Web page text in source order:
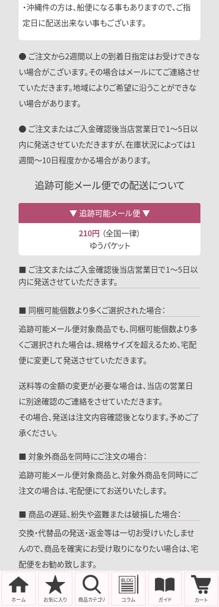
ホーム お気に入り 商品カテゴリ コラム ガイド カート
・沖縄件の方は、船便になる事もありますので、ご指
定日に配送出来ない事もございます。
● ご注文から2週間以上の到着日指定はお受けできな
い場合がこざいます。その場合はメールにてご連絡させ
ていただきます。地域によりご希望に沿うことができな
い場合があります。
● ご注文またはご入金確認後当店営業日で1〜5日以
内に発送させていただきますが、在庫状況によっては1
週間〜10日程度かかる場合があります。
追跡可能メール便での配送について
追跡可能メール便
210円 （全国一律）
ゆうパケット
■ ご注文またはご入金確認後当店営業日で1～5日以
内に発送させていただきます。
■ 同梱可能個数より多くご選択された場合：
追跡可能メール便対象商品でも、同梱可能個数より多
くご選択された場合は、規格サイズを超えるため、宅配
便に変更して発送させていただきます。
送料等の金額の変更が必要な場合は、当店の営業日
に別途確認のご連絡をさせていただきます。
その場合、発送は注文内容確認後となります。予めご了
承ください。
■ 対象外商品を同時にご注文の場合：
追跡可能メール便対象商品と、対象外商品を同時にご
注文の場合は、宅配便にてお送りいたします。
■ 商品の遅延、紛失や盗難または破損した場合：
交換・代替品の発送・返金等は一切お受けいたしませ
んので、商品を確実にお受け取りになりたい場合は、宅
配便をお勧め致します。
■ メール便の場合ご注文後のお届け先変更対応がで